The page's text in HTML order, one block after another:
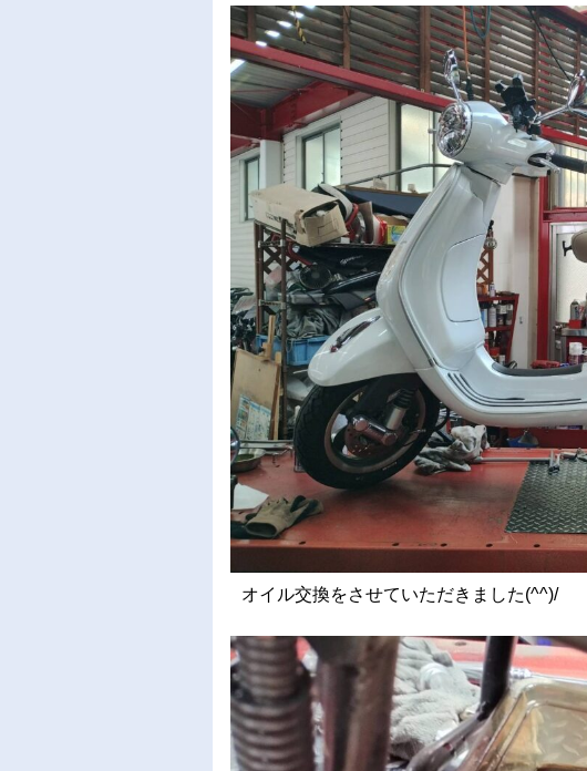
オイル交換をさせていただきました(^^)/